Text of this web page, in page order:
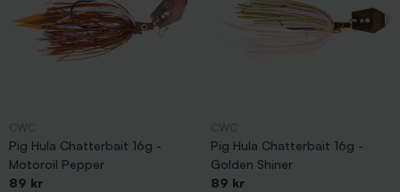
Pig Hula Chatterbait 16g -
Motoroil Pepper
89 kr
Pig Hula Chatterbait 16g -
Golden Shiner
89 kr